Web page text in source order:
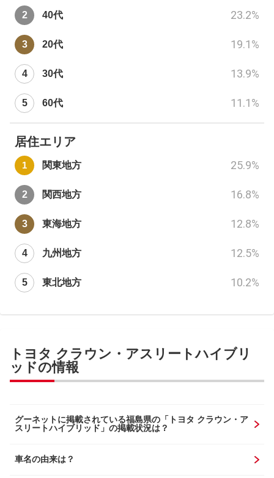
40代 23.2%
20代 19.1%
30代 13.9%
60代 11.1%
居住エリア
関東地方 25.9%
関西地方 16.8%
東海地方 12.8%
九州地方 12.5%
東北地方 10.2%
トヨタ クラウン・アスリートハイブリ
ッドの情報
グーネットに掲載されている福島県の「トヨタ クラウン・ア
スリートハイブリッド」の掲載状況は？
車名の由来は？